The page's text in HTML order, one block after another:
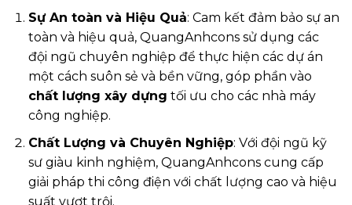
Sự An toàn và Hiệu Quả: Cam kết đảm bảo sự an
toàn và hiệu quả, QuangAnhcons sử dụng các
đội ngũ chuyên nghiệp để thực hiện các dự án
một cách suôn sẻ và bền vững, góp phần vào
chất lượng xây dựng tối ưu cho các nhà máy
công nghiệp.
Chất Lượng và Chuyên Nghiệp: Với đội ngũ kỹ
sư giàu kinh nghiệm, QuangAnhcons cung cấp
giải pháp thi công điện với chất lượng cao và hiệu
suất vượt trội.